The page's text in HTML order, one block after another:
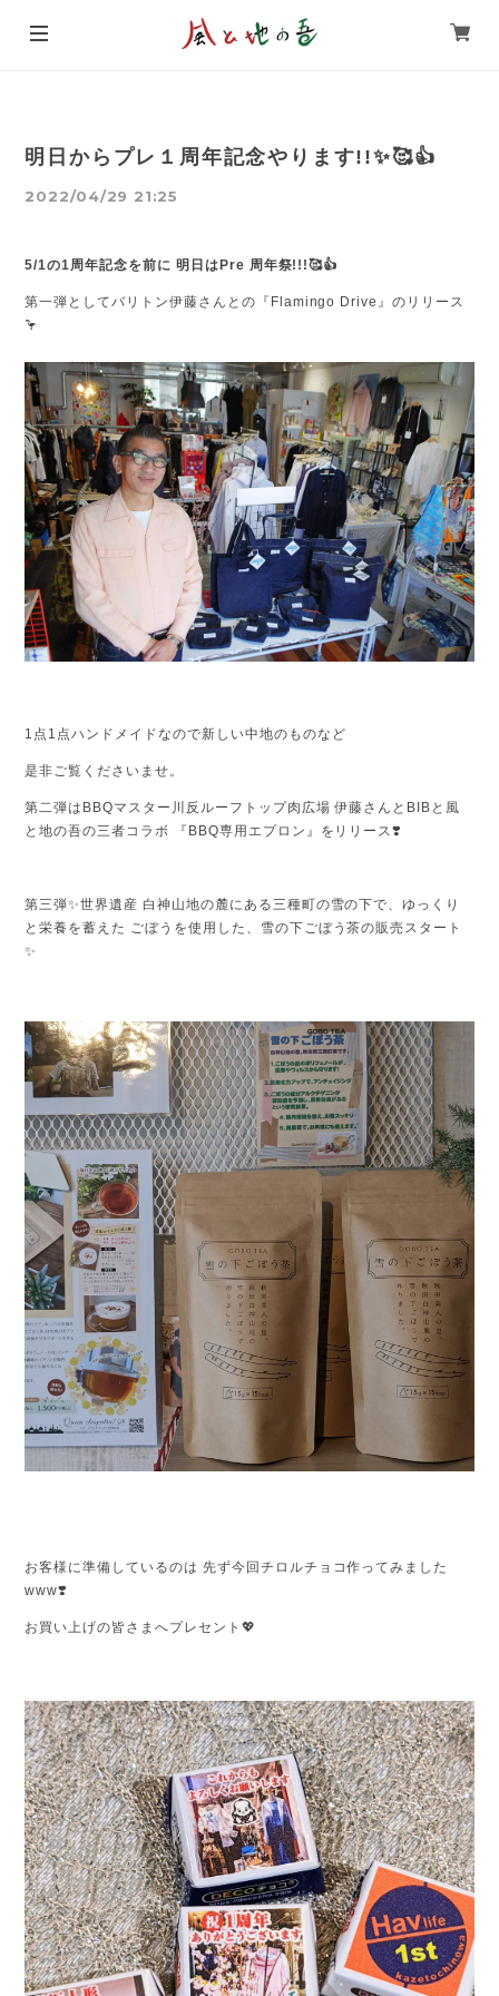
明日からプレ１周年記念やります!!✨🥰👍
2022/04/29 21:25
5/1の1周年記念を前に 明日はPre 周年祭!!!🥰👍
第一弾としてバリトン伊藤さんとの『Flamingo Drive』のリリース
🦩
1点1点ハンドメイドなので新しい中地のものなど
是非ご覧くださいませ。
第二弾はBBQマスター川反ルーフトップ肉広場 伊藤さんとBIBと風
と地の吾の三者コラボ 『BBQ専用エプロン』をリリース❣️
第三弾✨世界遺産 白神山地の麓にある三種町の雪の下で、ゆっくり
と栄養を蓄えた ごぼうを使用した、雪の下ごぼう茶の販売スタート
✨
お客様に準備しているのは 先ず今回チロルチョコ作ってみました
www❣️
お買い上げの皆さまへプレセント💖